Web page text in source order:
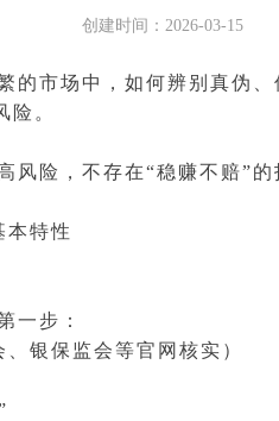
市场中，如何辨别真伪
。
险，不存在“稳赚不赔”的
本特性
一步：
银保监会等官网核实）
创建时间： 2026-03-15